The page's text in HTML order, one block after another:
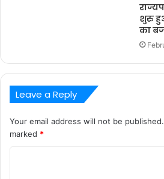
शुरु
का
Leave a Reply
Your email address will not be published.
marked *